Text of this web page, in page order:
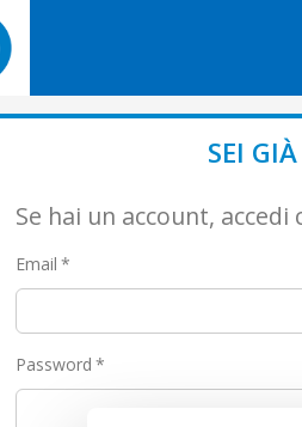
SEI
Se hai un account,
Email
Password